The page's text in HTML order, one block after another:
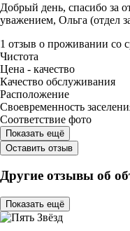
Добрый день, спасибо за
уважением, Ольга (отдел
1 отзыв о проживании со
Чистота
Цена - качество
Качество обслуживания
Расположение
Своевременность
Соответствие фото
Показать ещё
Оставить отзыв
Другие отзывы об
Показать ещё